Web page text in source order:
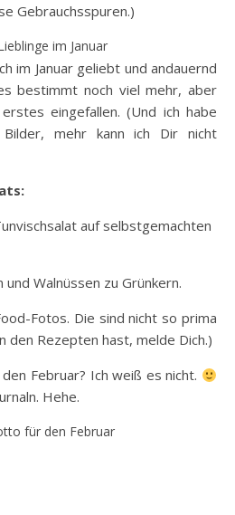
Gebrauchsspuren.)
im Januar
im Januar geliebt und andauernd
bestimmt noch viel mehr, aber
eingefallen. (Und ich habe
mehr kann ich Dir nicht
auf selbstgemachten
Walnüssen zu Grünkern.
Fotos. Die sind nicht so prima
den Rezepten hast, melde Dich.)
Februar? Ich weiß es nicht.
Hehe.
für den Februar